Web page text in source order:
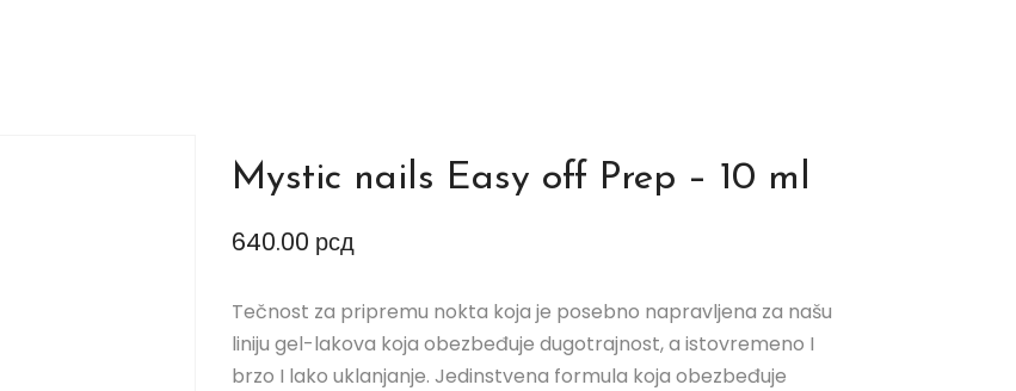
Mystic nails Easy off Prep – 10 ml
640.00 рсд
Tečnost za pripremu nokta koja je posebno napravljena za našu
liniju gel-lakova koja obezbeđuje dugotrajnost, a istovremeno I
brzo I lako uklanjanje. Jedinstvena formula koja obezbeđuje